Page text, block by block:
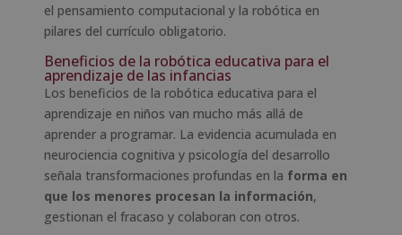
el pensamiento computacional y la robótica en
pilares del currículo obligatorio.
Beneficios de la robótica educativa para el
aprendizaje de las infancias
Los beneficios de la robótica educativa para el
aprendizaje en niños van mucho más allá de
aprender a programar. La evidencia acumulada en
neurociencia cognitiva y psicología del desarrollo
señala transformaciones profundas en la forma en
que los menores procesan la información,
gestionan el fracaso y colaboran con otros.